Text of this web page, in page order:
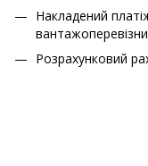
Накладений
Розрахунковий